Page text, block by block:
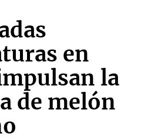
en
la
de melón